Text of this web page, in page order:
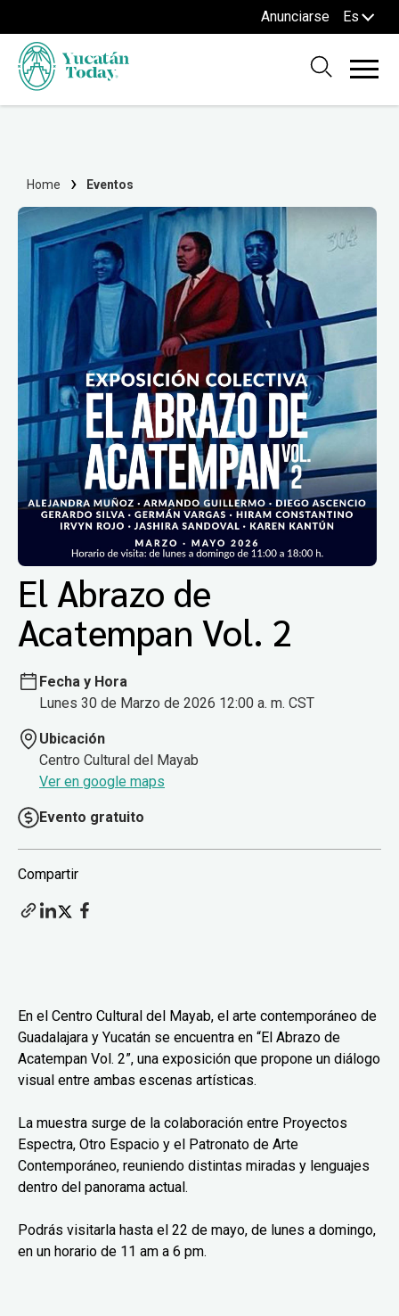
Anunciarse Es
Home Eventos
El Abrazo de
Acatempan Vol. 2
Fecha y Hora
Lunes 30 de Marzo de 2026 12:00 a. m. CST
Ubicación
Centro Cultural del Mayab
Ver en google maps
Evento gratuito
Compartir
En el Centro Cultural del Mayab, el arte contemporáneo de
Guadalajara y Yucatán se encuentra en “El Abrazo de
Acatempan Vol. 2”, una exposición que propone un diálogo
visual entre ambas escenas artísticas.
La muestra surge de la colaboración entre Proyectos
Espectra, Otro Espacio y el Patronato de Arte
Contemporáneo, reuniendo distintas miradas y lenguajes
dentro del panorama actual.
Podrás visitarla hasta el 22 de mayo, de lunes a domingo,
en un horario de 11 am a 6 pm.